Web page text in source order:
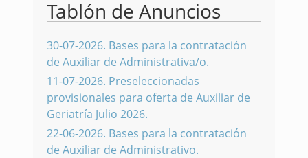
Tablón de Anuncios
30-07-2026. Bases para la contratación
de Auxiliar de Administrativa/o.
11-07-2026. Preseleccionadas
provisionales para oferta de Auxiliar de
Geriatría Julio 2026.
22-06-2026. Bases para la contratación
de Auxiliar de Administrativo.